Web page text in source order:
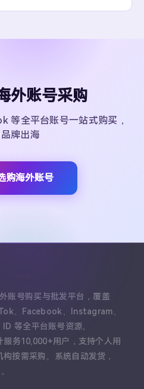
外账号采购
等全平台账号一站式购买，
牌出海
购海外账号
账号购买与批发平台，覆盖
、Facebook、Instagram、
等全平台账号资源。
务10,000+用户，支持个人用
按需采购。系统自动发货，